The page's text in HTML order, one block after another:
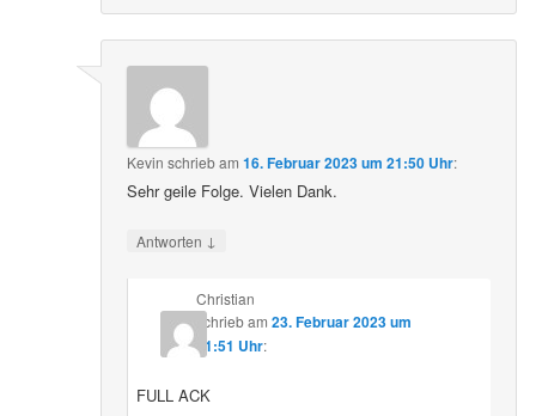
Kevin schriebam16. Februar 2023 um 21:50 Uhr:
Sehr geile Folge. Vielen Dank.
Antworten ↓
Christian
schriebam 23. Februar 2023 um
21:51 Uhr:
FULL ACK